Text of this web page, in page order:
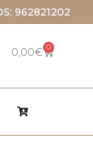
962821202
0,00€ 0